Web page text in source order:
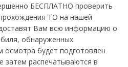
БЕСПЛАТНО проверить
ТО на нашей
Вам всю информацию о
обнаруженных
осмотра будет подготовлен
затем распечатываются в